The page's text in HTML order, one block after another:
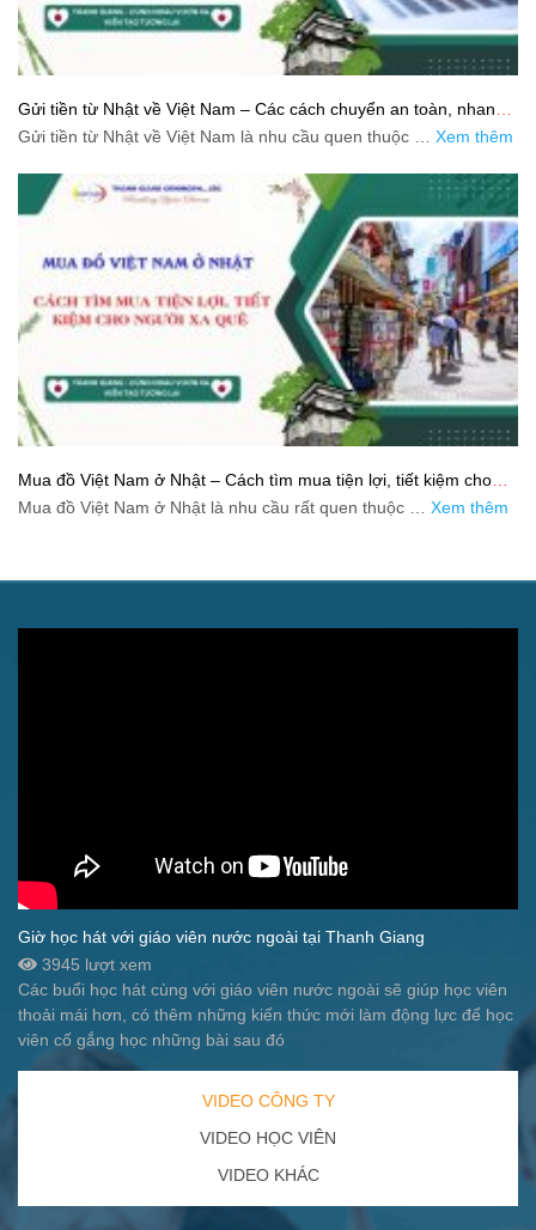
Gửi tiền từ Nhật về Việt Nam – Các cách chuyển an toàn, nhanh
và tiết kiệm
Gửi tiền từ Nhật về Việt Nam là nhu cầu quen thuộc … Xem thêm
Mua đồ Việt Nam ở Nhật – Cách tìm mua tiện lợi, tiết kiệm cho
người xa quê
Mua đồ Việt Nam ở Nhật là nhu cầu rất quen thuộc … Xem thêm
Giờ học hát với giáo viên nước ngoài tại Thanh Giang
3945 lượt xem
Các buổi học hát cùng với giáo viên nước ngoài sẽ giúp học viên
thoải mái hơn, có thêm những kiến thức mới làm động lực để học
viên cố gắng học những bài sau đó
VIDEO CÔNG TY
VIDEO HỌC VIÊN
VIDEO KHÁC